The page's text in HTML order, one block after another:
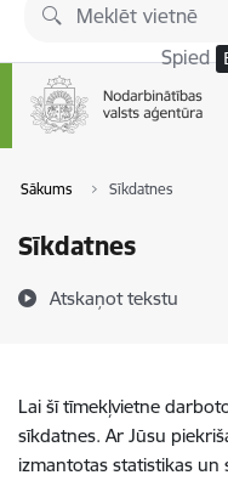
Pāriet uz lapas saturu
Spied
Sākums Sīkdatnes
Sīkdatnes
Atskaņot tekstu
Lai šī tīmekļvietne
sīkdatnes. Ar Jūsu
izmantotas statistikas un